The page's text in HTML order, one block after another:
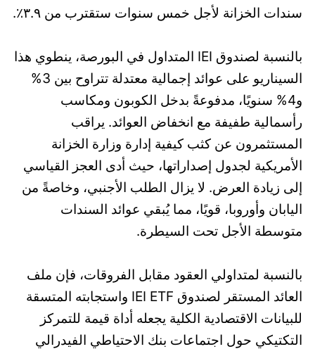
سندات الخزانة لأجل خمس سنوات ستقترب من ٣.٩٪.
بالنسبة لصندوق IEI المتداول في البورصة، ينطوي هذا
السيناريو على عوائد إجمالية معتدلة تتراوح بين 3%
و4% سنويًا، مدفوعةً بدخل الكوبون ومكاسب
رأسمالية طفيفة مع انخفاض العوائد. يراقب
المستثمرون عن كثب كيفية إدارة وزارة الخزانة
الأمريكية لجدول إصداراتها، حيث أدى العجز القياسي
إلى زيادة العرض. لا يزال الطلب الأجنبي، وخاصةً من
اليابان وأوروبا، قويًا، مما يُبقي عوائد السندات
متوسطة الأجل تحت السيطرة.
بالنسبة لمتداولي العقود مقابل الفروقات، فإن ملف
العائد المستقر لصندوق IEI ETF واستجابته المتسقة
للبيانات الاقتصادية الكلية يجعله أداة قيمة للتمركز
التكتيكي حول اجتماعات بنك الاحتياطي الفيدرالي